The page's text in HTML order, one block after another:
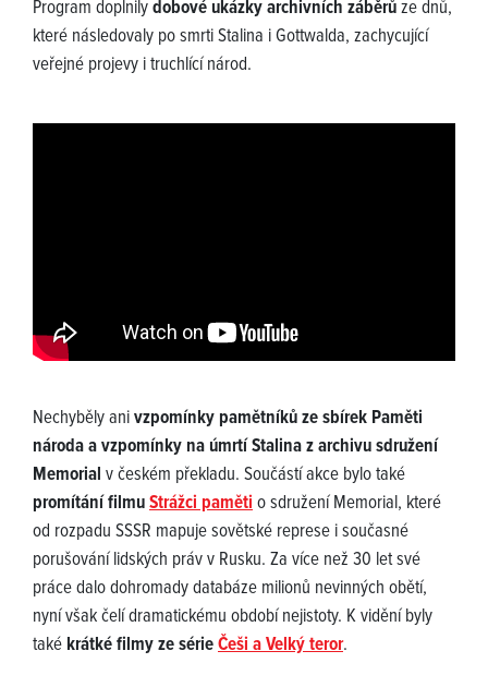
Program doplnilydobové ukázky archivních záběrůze dnů,
které následovaly po smrti Stalina i Gottwalda, zachycující
veřejné projevy i truchlící národ.
Nechyběly anivzpomínky pamětníků ze sbírek Paměti
národa a vzpomínky na úmrtí Stalina z archivu sdružení
Memorial v českém překladu. Součástí akce bylo také
promítání filmuStrážci pamětio sdružení Memorial, které
od rozpadu SSSR mapuje sovětské represe i současné
porušování lidských práv v Rusku. Za více než 30 let své
práce dalo dohromady databáze milionů nevinných obětí,
nyní však čelí dramatickému období nejistoty. K vidění byly
také krátké filmy ze sérieČeši a Velký teror.